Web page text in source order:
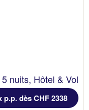
5 nuits, Hôtel & Vol
p.p. dès CHF 2338